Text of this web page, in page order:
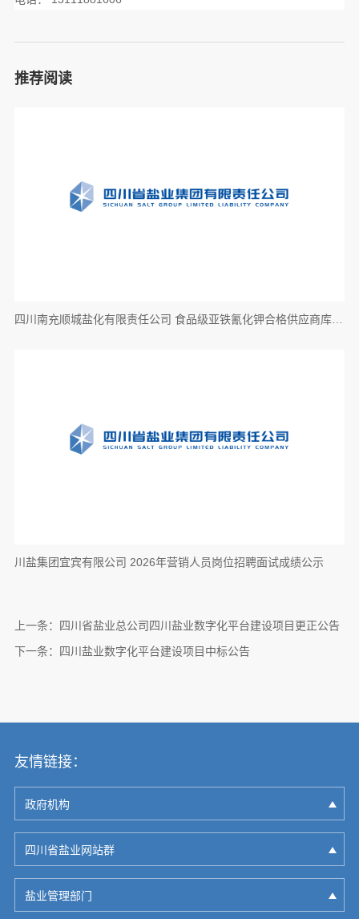
推荐阅读
四川南充顺城盐化有限责任公司 食品级亚铁氰化钾合格供应商库采购项目（第二次） 成交候选人公示
川盐集团宜宾有限公司 2026年营销人员岗位招聘面试成绩公示
上一条：
四川省盐业总公司四川盐业数字化平台建设项目更正公告
下一条：
四川盐业数字化平台建设项目中标公告
友情链接：
政府机构
四川省盐业网站群
盐业管理部门